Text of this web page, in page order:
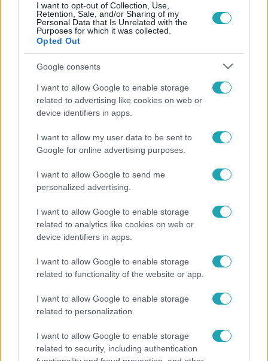
I want to opt-out of Collection, Use,
Retention, Sale, and/or Sharing of my
Personal Data that Is Unrelated with the
Purposes for which it was collected.
Opted Out
Google consents
I want to allow Google to enable storage
related to advertising like cookies on web or
device identifiers in apps.
I want to allow my user data to be sent to
Google for online advertising purposes.
I want to allow Google to send me
personalized advertising.
I want to allow Google to enable storage
related to analytics like cookies on web or
device identifiers in apps.
I want to allow Google to enable storage
related to functionality of the website or app.
I want to allow Google to enable storage
related to personalization.
I want to allow Google to enable storage
related to security, including authentication
Hazaszállították a kórházból Kati nénit, a házuk
előtt vették észre, hogy már nem él
Reggeli
Átvonul a hidegfront az országon – így alakul a
hőmérséklet a hét második felében